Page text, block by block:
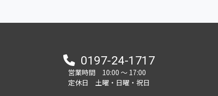
0197-24-1717
営業時間 10:00 ～ 17:00
定休日 土曜・日曜・祝日